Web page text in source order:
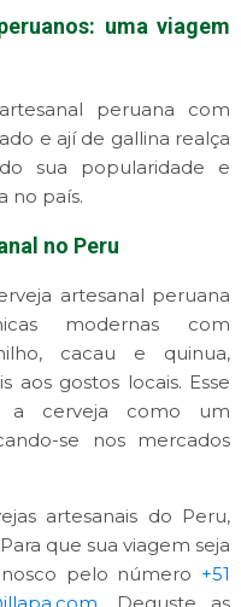
uma viagem
peruana com
e ají de gallina realça
sua popularidade e
no país.
no Peru
artesanal peruana
modernas com
cacau e quinua,
aos gostos locais. Esse
a cerveja como um
se nos mercados
artesanais do Peru,
que sua viagem seja
pelo número +51